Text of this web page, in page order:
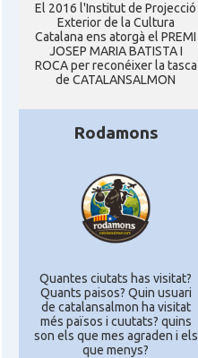
El 2016 l'Institut de Projecció
Exterior de la Cultura
Catalana ens atorgà el PREMI
JOSEP MARIA BATISTA I
ROCA per reconéixer la tasca
de CATALANSALMON
Rodamons
Quantes ciutats has visitat?
Quants paisos? Quin usuari
de catalansalmon ha visitat
més països i cuutats? quins
son els que mes agraden i els
que menys?